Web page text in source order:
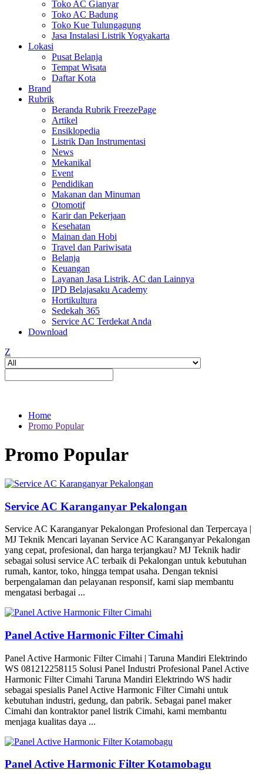
Toko AC Gianyar
Toko AC Badung
Toko Kue Tulungagung
Jasa Instalasi Listrik Yogyakarta
Lokasi
Pusat Belanja
Tempat Wisata
Daftar Kota
Brand
Rubrik
Beranda Rubrik FreezePage
Artikel
Ensiklopedia
Listrik Dan Instrumentasi
News
Mekanikal
Event
Pendidikan
Makanan dan Minuman
Otomotif
Karir dan Pekerjaan
Kesehatan
Mainan dan Hobi
Travel dan Pariwisata
Belanja
Keuangan
Layanan Jasa Listrik, AC dan Lainnya
IPD Belajasaku Academy
Hortikultura
Sedekah 365
Service AC Terdekat Anda
Download
Z
Home
Promo Popular
Promo Popular
Service AC Karanganyar Pekalongan
Service AC Karanganyar Pekalongan Profesional dan Terpercaya |
MJ Teknik Mencari layanan Service AC Karanganyar Pekalongan
yang cepat, profesional, dan harga terjangkau? MJ Teknik hadir
sebagai solusi service AC terbaik di Pekalongan untuk kebutuhan
rumah, kantor, toko, hingga tempat usaha. Dengan teknisi
berpengalaman dan pelayanan responsif, kami siap membantu
mengatasi berbagai ...
Panel Active Harmonic Filter Cimahi
Panel Active Harmonic Filter Cimahi | Taruna Mandiri Elektrindo
WS 081212258115 Solusi Panel Industri Profesional Panel Active
Harmonic Filter Cimahi Taruna Mandiri Elektrindo WS hadir
sebagai spesialis Panel Active Harmonic Filter Cimahi untuk
kebutuhan industri, gedung, dan pabrik. Sebagai panel maker
Cimahi dan kontraktor panel listrik Cimahi, kami membantu
menjaga kualitas daya ...
Panel Active Harmonic Filter Kotamobagu